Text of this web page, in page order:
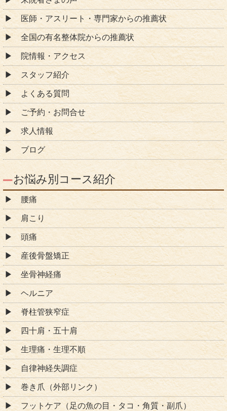
医師・アスリート・専門家からの推薦状
全国の有名整体院からの推薦状
院情報・アクセス
スタッフ紹介
よくある質問
ご予約・お問合せ
求人情報
ブログ
お悩み別コース紹介
腰痛
肩こり
頭痛
産後骨盤矯正
坐骨神経痛
ヘルニア
脊柱管狭窄症
四十肩・五十肩
生理痛・生理不順
自律神経失調症
巻き爪（外部リンク）
フットケア（足の魚の目・タコ・角質・副爪）